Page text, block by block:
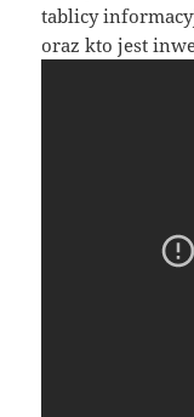
tablicy
oraz kto jest